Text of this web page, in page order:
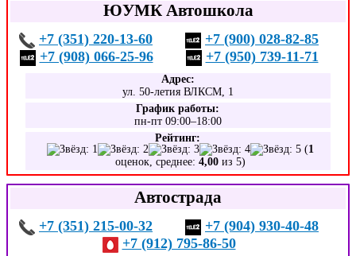
ЮУМК Автошкола
+7 (351) 220-13-60
+7 (900) 028-82-85
+7 (908) 066-25-96
+7 (950) 739-11-71
Адрес:
ул. 50-летия ВЛКСМ, 1
График работы:
пн-пт 09:00–18:00
Рейтинг:
(1
оценок, среднее:4,00 из 5)
Автострада
+7 (351) 215-00-32
+7 (904) 930-40-48
+7 (912) 795-86-50